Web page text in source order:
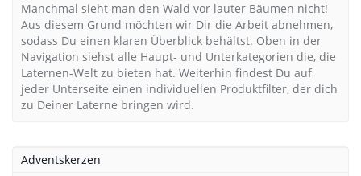
Manchmal sieht man den Wald vor lauter Bäumen nicht!
Aus diesem Grund möchten wir Dir die Arbeit abnehmen,
sodass Du einen klaren Überblick behältst. Oben in der
Navigation siehst alle Haupt- und Unterkategorien die, die
Laternen-Welt zu bieten hat. Weiterhin findest Du auf
jeder Unterseite einen individuellen Produktfilter, der dich
zu Deiner Laterne bringen wird.
Adventskerzen